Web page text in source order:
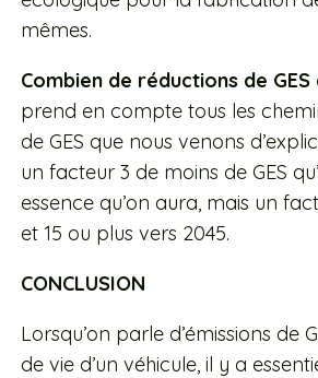
mêmes.
Combien de réductions de
prend en compte tous les
de GES que nous venons
un facteur 3 de moins de GES
essence qu’on aura, mais un
et 15 ou plus vers 2045.
CONCLUSION
Lorsqu’on parle d’émissions de
de vie d’un véhicule, il y a